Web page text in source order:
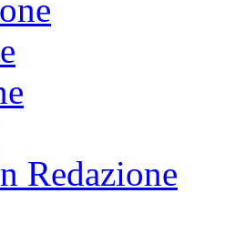
Redazione